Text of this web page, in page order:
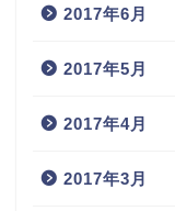
2017年6月
2017年5月
2017年4月
2017年3月